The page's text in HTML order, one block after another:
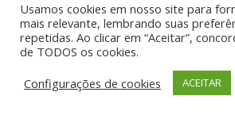
Por aí de Barraca - direitos
por UIA WEB
Usamos cookies em nosso site para
mais relevante, lembrando suas
repetidas. Ao clicar em “Aceitar”,
de TODOS os cookies.
Configurações de cookies
ACEITAR